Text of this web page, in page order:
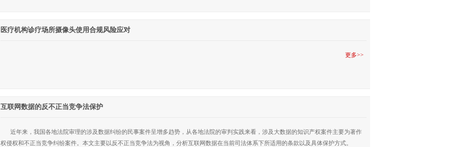
医疗机构诊疗场所摄像头使用合规风险应对
更多>>
互联网数据的反不正当竞争法保护
近年来，我国各地法院审理的涉及数据纠纷的民事案件呈增多趋势，从各地法院的审判实践来看，涉及大数据的知识产权案件主要为著作
权侵权和不正当竞争纠纷案件。本文主要以反不正当竞争法为视角，分析互联网数据在当前司法体系下所适用的条款以及具体保护方式。